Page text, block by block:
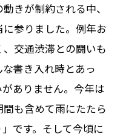
きが制約される中、
参りました。例年お
交通渋滞との闘いも
書き入れ時とあっ
ありません。今年は
も含めて雨にたたら
です。そして今頃に